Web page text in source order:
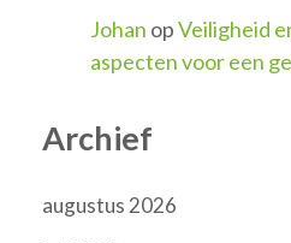
Johan opVeiligheid
aspecten voor een
Archief
augustus 2026